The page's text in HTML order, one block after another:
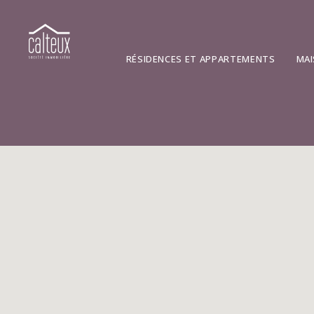
RÉSIDENCES ET APPARTEMENTS